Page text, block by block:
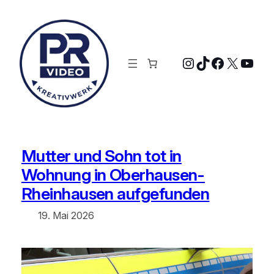
springen
Instagram
TikTok
X
Mutter und Sohn tot in
Wohnung in Oberhausen-
Rheinhausen aufgefunden
19. Mai 2026